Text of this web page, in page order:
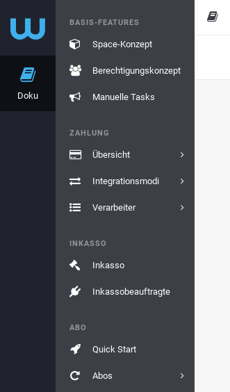
Doku
BASIS-FEATURES
Space-Konzept
Berechtigungskonzept
Manuelle Tasks
ZAHLUNG
Übersicht
Integrationsmodi
Verarbeiter
INKASSO
Inkasso
Inkassobeauftragte
ABO
Quick Start
Abos